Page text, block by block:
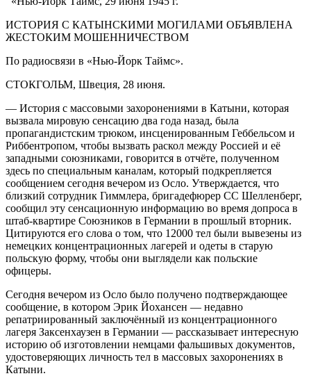
ИСТОРИЯ С КАТЫНСКИМИ МОГИЛАМИ ОБЪЯВЛЕНА
ЖЕСТОКИМ МОШЕННИЧЕСТВОМ
По радиосвязи в «Нью-Йорк Таймс».
СТОКГОЛЬМ, Швеция, 28 июня.
— История с массовыми захоронениями в Катыни, которая
вызвала мировую сенсацию два года назад, была
пропагандистским трюком, инсценированным Геббельсом и
Риббентропом, чтобы вызвать раскол между Россией и её
западными союзниками, говорится в отчёте, полученном
здесь по специальным каналам, который подкрепляется
сообщением сегодня вечером из Осло. Утверждается, что
близкий сотрудник Гиммлера, бригадефюрер СС Шелленберг,
сообщил эту сенсационную информацию во время допроса в
штаб-квартире Союзников в Германии в прошлый вторник.
Цитируются его слова о том, что 12000 тел были вывезены из
немецких концентрационных лагерей и одеты в старую
польскую форму, чтобы они выглядели как польские
офицеры.
Сегодня вечером из Осло было получено подтверждающее
сообщение, в котором Эрик Йохансен — недавно
репатриированный заключённый из концентрационного
лагеря Заксенхаузен в Германии — рассказывает интересную
историю об изготовлении немцами фальшивых документов,
удостоверяющих личность тел в массовых захоронениях в
Катыни.